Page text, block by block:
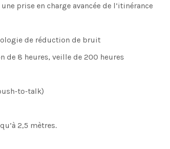
prise en charge avancée de l’itinérance
de réduction de bruit
de 8 heures, veille de 200 heures
to-talk)
2,5 mètres.